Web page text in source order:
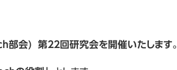
会) 第22回研究会を開催いたします